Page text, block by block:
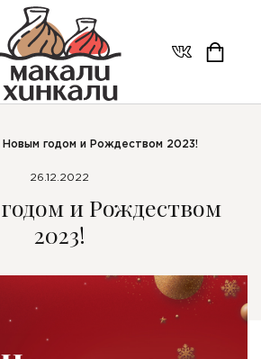
Новым годом и Рождеством 2023!
26.12.2022
и Рождеством
2023!